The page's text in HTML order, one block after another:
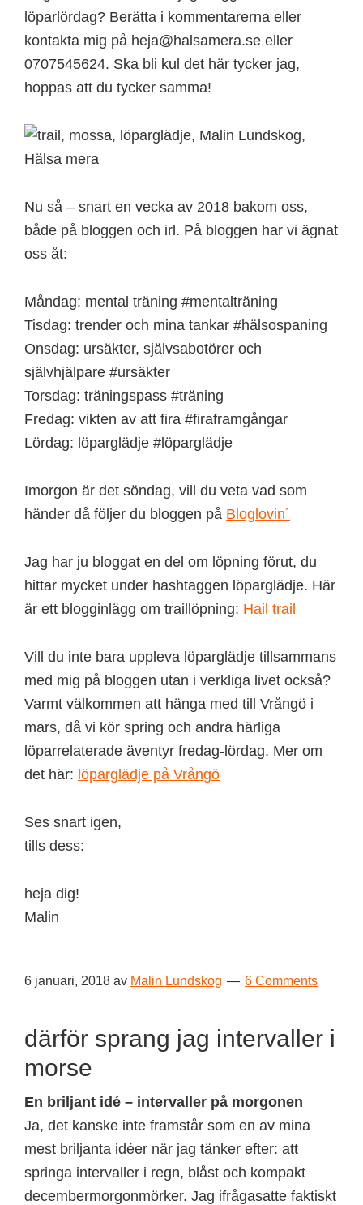
löparlördag? Berätta i kommentarerna eller
kontakta mig på heja@halsamera.se eller
0707545624. Ska bli kul det här tycker jag,
hoppas att du tycker samma!
Nu så – snart en vecka av 2018 bakom oss,
både på bloggen och irl. På bloggen har vi ägnat
oss åt:
Måndag: mental träning #mentalträning
Tisdag: trender och mina tankar #hälsospaning
Onsdag: ursäkter, självsabotörer och
självhjälpare #ursäkter
Torsdag: träningspass #träning
Fredag: vikten av att fira #firaframgångar
Lördag: löparglädje #löparglädje
Imorgon är det söndag, vill du veta vad som
händer då följer du bloggen på Bloglovin´
Jag har ju bloggat en del om löpning förut, du
hittar mycket under hashtaggen löparglädje. Här
är ett blogginlägg om traillöpning: Hail trail
Vill du inte bara uppleva löparglädje tillsammans
med mig på bloggen utan i verkliga livet också?
Varmt välkommen att hänga med till Vrångö i
mars, då vi kör spring och andra härliga
löparrelaterade äventyr fredag-lördag. Mer om
det här: löparglädje på Vrångö
Ses snart igen,
tills dess:
heja dig!
Malin
6 januari, 2018 av Malin Lundskog 6 Comments
därför sprang jag intervaller i
morse
En briljant idé – intervaller på morgonen
Ja, det kanske inte framstår som en av mina
mest briljanta idéer när jag tänker efter: att
springa intervaller i regn, blåst och kompakt
decembermorgonmörker. Jag ifrågasatte faktiskt